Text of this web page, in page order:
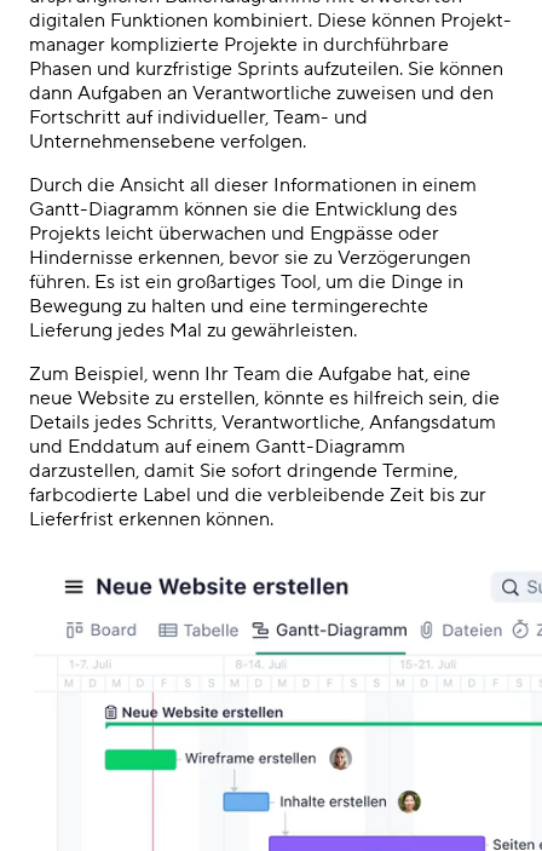
digitalen Funktionen kombiniert. Diese können Projekt-
manager komplizierte Projekte in durchführbare
Phasen und kurzfristige Sprints aufzuteilen. Sie können
dann Aufgaben an Verantwortliche zuweisen und den
Fortschritt auf individueller, Team- und
Unternehmensebene verfolgen.
Durch die Ansicht all dieser Informationen in einem
Gantt-Diagramm können sie die Entwicklung des
Projekts leicht überwachen und Engpässe oder
Hindernisse erkennen, bevor sie zu Verzögerungen
führen. Es ist ein großartiges Tool, um die Dinge in
Bewegung zu halten und eine termingerechte
Lieferung jedes Mal zu gewährleisten.
Zum Beispiel, wenn Ihr Team die Aufgabe hat, eine
neue Website zu erstellen, könnte es hilfreich sein, die
Details jedes Schritts, Verantwortliche, Anfangsdatum
und Enddatum auf einem Gantt-Diagramm
darzustellen, damit Sie sofort dringende Termine,
farbcodierte Label und die verbleibende Zeit bis zur
Lieferfrist erkennen können.